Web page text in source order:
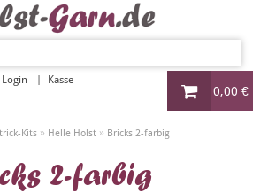
0,00 €
Login Kasse
Kits» Helle Holst» Bricks 2-farbig
2-farbig